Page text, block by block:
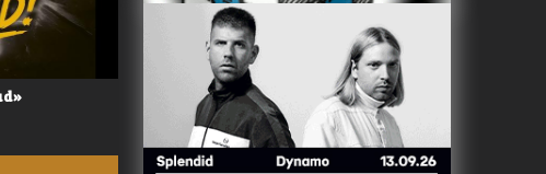
Valerù - «IL MARE»